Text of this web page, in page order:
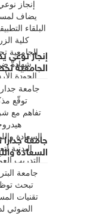
إنجاز نوعي
الجامعية
جامعة
السعادة
التربية